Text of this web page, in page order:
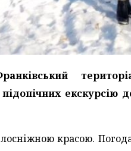
екскурсію
красою.